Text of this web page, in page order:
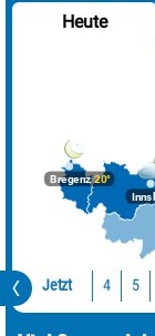
Heute
Bregenz20°
Jetzt 4 5